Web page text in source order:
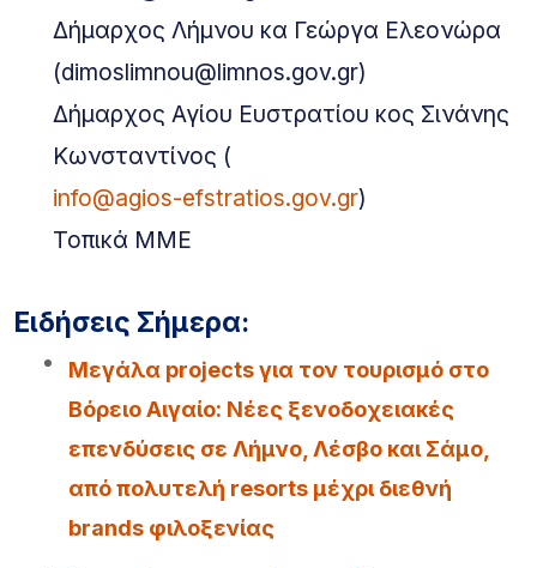
Δήμαρχος Λήμνου κα Γεώργα Ελεονώρα
(dimoslimnou@limnos.gov.gr)
Δήμαρχος Αγίου Ευστρατίου κος Σινάνης
Κωνσταντίνος (
info@agios-efstratios.gov.gr)
Τοπικά ΜΜΕ
Ειδήσεις Σήμερα:
Μεγάλα projects για τον τουρισμό στο
Βόρειο Αιγαίο: Νέες ξενοδοχειακές
επενδύσεις σε Λήμνο, Λέσβο και Σάμο,
από πολυτελή resorts μέχρι διεθνή
brands φιλοξενίας